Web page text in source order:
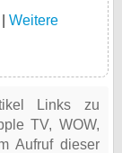
Weitere
Links zu
TV, WOW,
Aufruf dieser